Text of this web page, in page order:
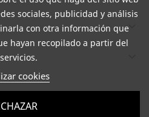
keyboard_arrow_down

sociales, publicidad y análisis
con otra información que
hayan recopilado a partir del
cookies